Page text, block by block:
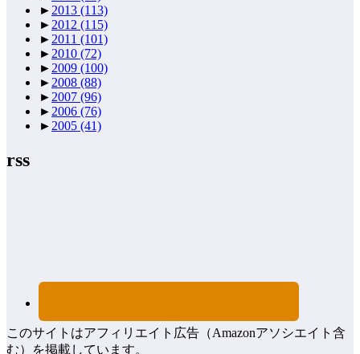
► 2013 (113)
► 2012 (115)
► 2011 (101)
► 2010 (72)
► 2009 (100)
► 2008 (88)
► 2007 (96)
► 2006 (76)
► 2005 (41)
rss
このサイトはアフィリエイト広告（Amazonアソシエイト含
む）を掲載しています。